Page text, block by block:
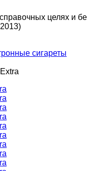
целях и
сигареты